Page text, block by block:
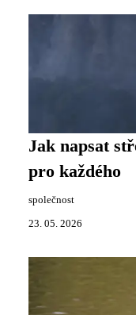
Jak napsat
pro každého
společnost
23. 05. 2026